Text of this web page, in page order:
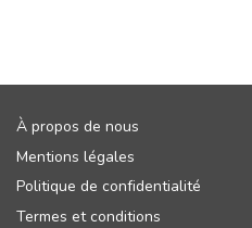
À propos de nous
Mentions légales
Politique de confidentialité
Termes et conditions